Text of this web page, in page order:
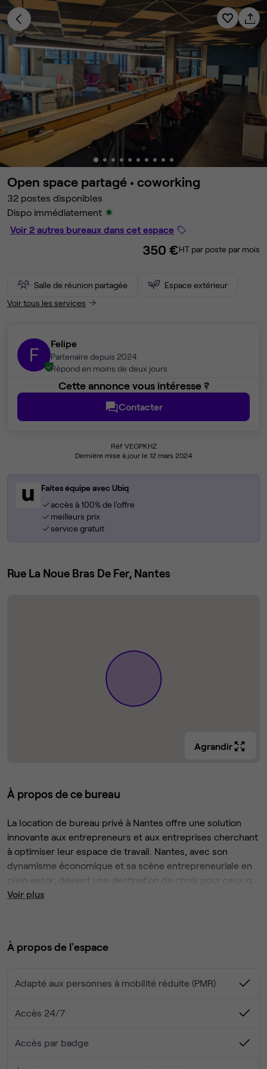
Open space partagé • coworking
32 postes disponibles
Dispo immédiatement
Voir 2 autres bureaux dans cet espace
350 €HT par poste par mois
Salle de réunion partagée
Espace extérieur
Voir tous les services
F Felipe
Partenaire depuis 2024
Répond en moins de deux jours
Cette annonce vous intéresse ?
Contacter
Réf VEOPKHZ
Dernière mise à jour le 12 mars 2024
Faites équipe avec Ubiq
accès à 100% de l'offre
meilleurs prix
service gratuit
Rue La Noue Bras De Fer, Nantes
Agrandir
À propos de ce bureau
La location de bureau privé à Nantes offre une solution
innovante aux entrepreneurs et aux entreprises cherchant
à optimiser leur espace de travail. Nantes, avec son
dynamisme économique et sa scène entrepreneuriale en
plein essor, devient une destination de choix pour ceux qui
cherchent des bureaux privés bien équipés et
centres d'affaires. Vous serez au cœur de l'activité,
professionnelles.
Flexibilité totale
convenance (6, 12 ou 18 mois). Pas de contraintes, pas
d'engagement a long terme. Profitez de la flexibilité dont
vous avez besoin pour optimiser votre journée de travail.
Voir plus
À propos de l'espace
Adapté aux personnes à mobilité réduite (PMR)
Accès 24/7
Accès par badge